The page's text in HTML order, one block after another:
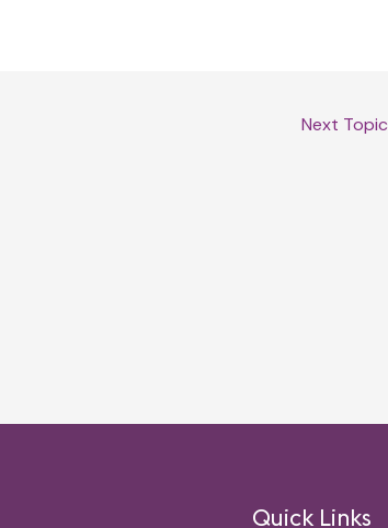
Next Topic
Quick Links